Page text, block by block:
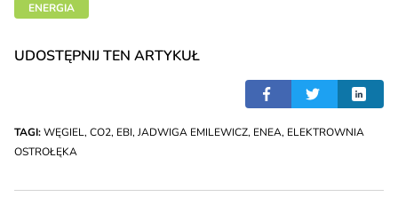
ENERGIA
UDOSTĘPNIJ TEN ARTYKUŁ
TAGI:WĘGIEL, CO2, EBI, JADWIGA EMILEWICZ, ENEA, ELEKTROWNIA
OSTROŁĘKA